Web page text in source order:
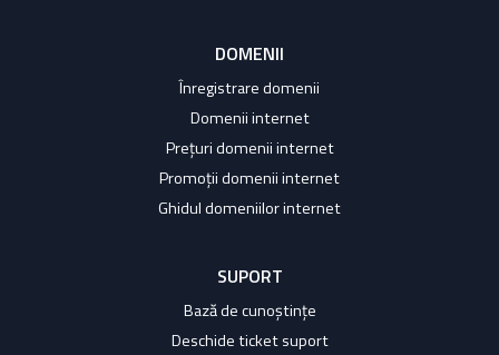
DOMENII
Înregistrare domenii
Domenii internet
Prețuri domenii internet
Promoții domenii internet
Ghidul domeniilor internet
SUPORT
Bază de cunoștințe
Deschide ticket suport